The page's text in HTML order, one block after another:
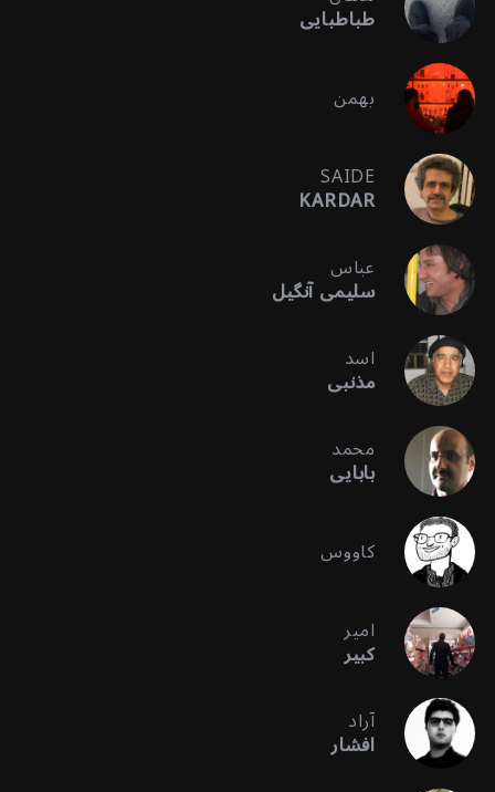
طباطبایی
بهمن
SAIDE
KARDAR
عباس
سلیمی آنگیل
اسد
مذنبی
محمد
بابایی
کاووس
امیر
کبیر
آراد
افشار